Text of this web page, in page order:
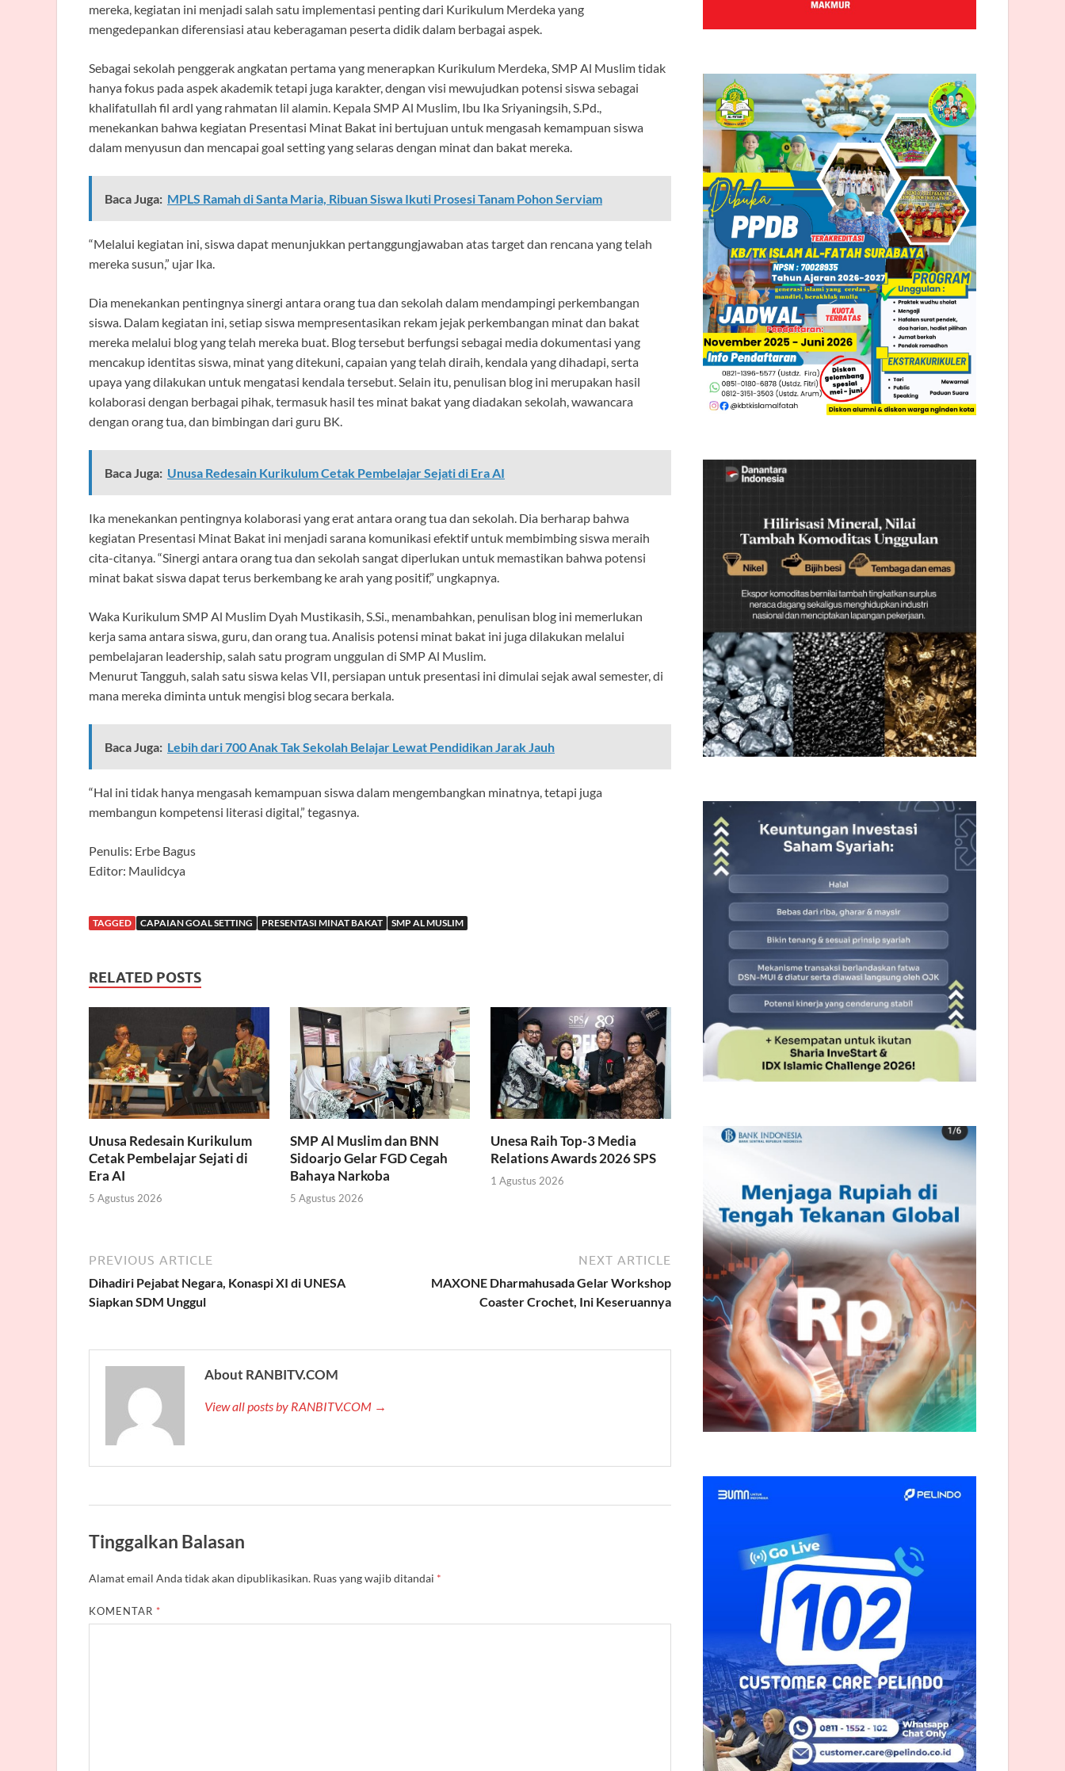
mereka, kegiatan ini menjadi salah satu implementasi penting dari Kurikulum Merdeka yang
mengedepankan diferensiasi atau keberagaman peserta didik dalam berbagai aspek.
Sebagai sekolah penggerak angkatan pertama yang menerapkan Kurikulum Merdeka, SMP Al Muslim tidak
hanya fokus pada aspek akademik tetapi juga karakter, dengan visi mewujudkan potensi siswa sebagai
khalifatullah fil ardl yang rahmatan lil alamin. Kepala SMP Al Muslim, Ibu Ika Sriyaningsih, S.Pd.,
menekankan bahwa kegiatan Presentasi Minat Bakat ini bertujuan untuk mengasah kemampuan siswa
dalam menyusun dan mencapai goal setting yang selaras dengan minat dan bakat mereka.
Baca Juga: MPLS Ramah di Santa Maria, Ribuan Siswa Ikuti Prosesi Tanam Pohon Serviam
“Melalui kegiatan ini, siswa dapat menunjukkan pertanggungjawaban atas target dan rencana yang telah
mereka susun,” ujar Ika.
Dia menekankan pentingnya sinergi antara orang tua dan sekolah dalam mendampingi perkembangan
siswa. Dalam kegiatan ini, setiap siswa mempresentasikan rekam jejak perkembangan minat dan bakat
mereka melalui blog yang telah mereka buat. Blog tersebut berfungsi sebagai media dokumentasi yang
mencakup identitas siswa, minat yang ditekuni, capaian yang telah diraih, kendala yang dihadapi, serta
upaya yang dilakukan untuk mengatasi kendala tersebut. Selain itu, penulisan blog ini merupakan hasil
kolaborasi dengan berbagai pihak, termasuk hasil tes minat bakat yang diadakan sekolah, wawancara
dengan orang tua, dan bimbingan dari guru BK.
Baca Juga: Unusa Redesain Kurikulum Cetak Pembelajar Sejati di Era AI
Ika menekankan pentingnya kolaborasi yang erat antara orang tua dan sekolah. Dia berharap bahwa
kegiatan Presentasi Minat Bakat ini menjadi sarana komunikasi efektif untuk membimbing siswa meraih
cita-citanya. “Sinergi antara orang tua dan sekolah sangat diperlukan untuk memastikan bahwa potensi
minat bakat siswa dapat terus berkembang ke arah yang positif,” ungkapnya.
Waka Kurikulum SMP Al Muslim Dyah Mustikasih, S.Si., menambahkan, penulisan blog ini memerlukan
kerja sama antara siswa, guru, dan orang tua. Analisis potensi minat bakat ini juga dilakukan melalui
pembelajaran leadership, salah satu program unggulan di SMP Al Muslim.
Menurut Tangguh, salah satu siswa kelas VII, persiapan untuk presentasi ini dimulai sejak awal semester, di
mana mereka diminta untuk mengisi blog secara berkala.
Baca Juga: Lebih dari 700 Anak Tak Sekolah Belajar Lewat Pendidikan Jarak Jauh
“Hal ini tidak hanya mengasah kemampuan siswa dalam mengembangkan minatnya, tetapi juga
membangun kompetensi literasi digital,” tegasnya.
Penulis: Erbe Bagus
Editor: Maulidcya
TAGGED CAPAIAN GOAL SETTING PRESENTASI MINAT BAKAT SMP AL MUSLIM
RELATED POSTS
Unusa Redesain Kurikulum
Cetak Pembelajar Sejati di
Era AI
5 Agustus 2026
SMP Al Muslim dan BNN
Sidoarjo Gelar FGD Cegah
Bahaya Narkoba
5 Agustus 2026
Unesa Raih Top-3 Media
Relations Awards 2026 SPS
1 Agustus 2026
PREVIOUS ARTICLE
Dihadiri Pejabat Negara, Konaspi XI di UNESA
Siapkan SDM Unggul
NEXT ARTICLE
MAXONE Dharmahusada Gelar Workshop
Coaster Crochet, Ini Keseruannya
About RANBITV.COM
View all posts by RANBITV.COM →
Tinggalkan Balasan
Alamat email Anda tidak akan dipublikasikan. Ruas yang wajib ditandai *
KOMENTAR *